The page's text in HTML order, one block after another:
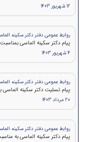
12 شهریور 1403
روابط عمومی دفتر دکتر سکینه
پیام دکتر سکینه الماسی
4 شهریور 1403
روابط عمومی دفتر دکتر سکینه
پیام تسلیت دکتر سکینه
20 مرداد 1403
روابط عمومی دفتر دکتر سکینه
پیام دکتر سکینه الماسی به